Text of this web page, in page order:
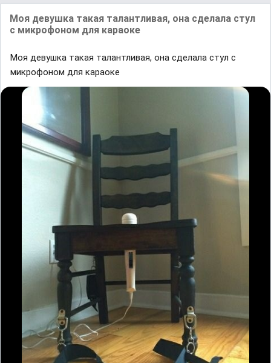
Моя девушка такая талантливая, она сделала стул
с микрофоном для караоке
Моя девушка такая талантливая, она сделала стул с
микрофоном для караоке